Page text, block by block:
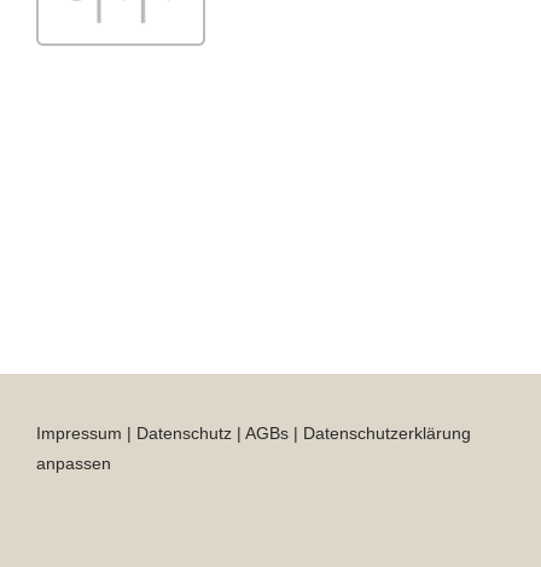
Impressum | Datenschutz | AGBs | Datenschutzerklärung
anpassen